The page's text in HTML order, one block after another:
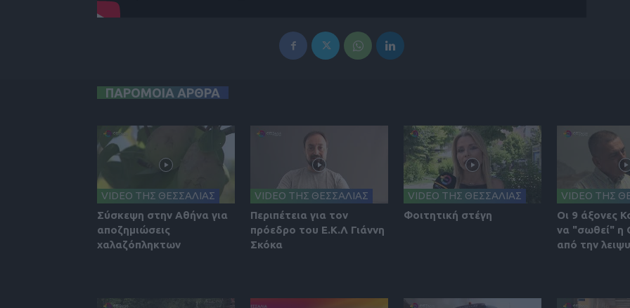
ΠΑΡΟΜΟΙΑ ΑΡΘΡΑ
VIDEO ΤΗΣ ΘΕΣΣΑΛΙΑΣ
Σύσκεψη στην Αθήνα για
αποζημιώσεις
χαλαζόπληκτων
VIDEO ΤΗΣ ΘΕΣΣΑΛΙΑΣ
Περιπέτεια για τον
πρόεδρο του Ε.Κ.Λ Γιάννη
Σκόκα
VIDEO ΤΗΣ ΘΕΣΣΑΛΙΑΣ
Φοιτητική στέγη
VIDEO ΤΗΣ
Οι 9 άξονες
να "σωθεί" η
από την